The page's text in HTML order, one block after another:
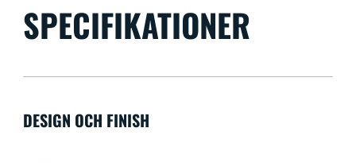
SPECIFIKATIONER
DESIGN OCH FINISH